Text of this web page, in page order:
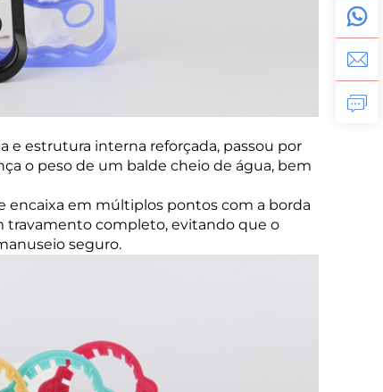
e estrutura interna reforçada, passou por
o peso de um balde cheio de água, bem
encaixa em múltiplos pontos com a borda
travamento completo, evitando que o
seguro.